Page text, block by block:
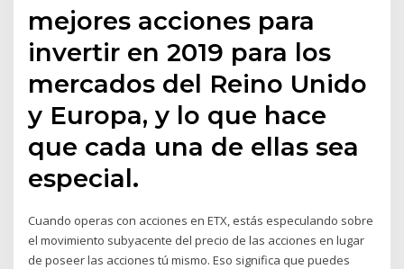
mejores acciones para
invertir en 2019 para los
mercados del Reino Unido
y Europa, y lo que hace
que cada una de ellas sea
especial.
Cuando operas con acciones en ETX, estás especulando sobre
el movimiento subyacente del precio de las acciones en lugar
de poseer las acciones tú mismo. Eso significa que puedes